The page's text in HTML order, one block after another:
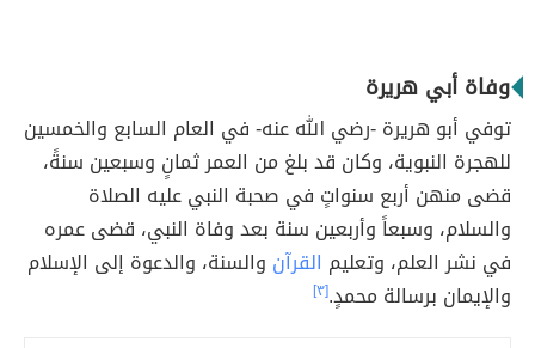
وفاة أبي هريرة
توفي أبو هريرة -رضي الله عنه- في العام السابع والخمسين
للهجرة النبوية، وكان قد بلغ من العمر ثمانٍ وسبعين سنةً،
قضى منهن أربع سنواتٍ في صحبة النبي عليه الصلاة
والسلام، وسبعاً وأربعين سنة بعد وفاة النبي، قضى عمره
في نشر العلم، وتعليم القرآن والسنة، والدعوة إلى الإسلام
والإيمان برسالة محمدٍ.[٣]